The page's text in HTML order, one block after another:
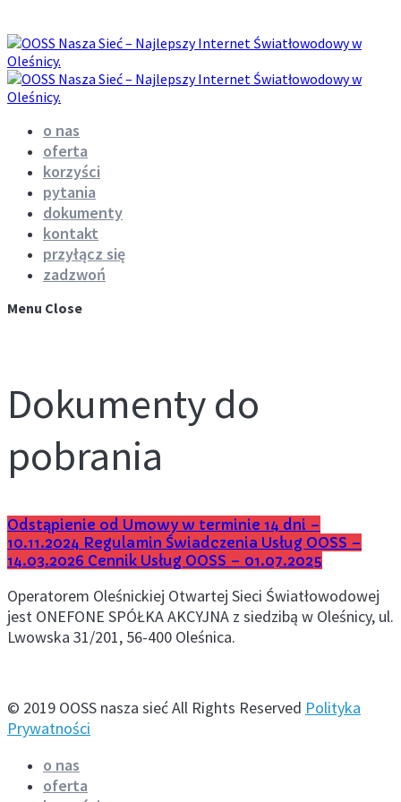
o nas
oferta
korzyści
pytania
dokumenty
kontakt
przyłącz się
zadzwoń
Menu Close
Dokumenty do
pobrania
Odstąpienie od Umowy w terminie 14 dni –
10.11.2024 Regulamin Świadczenia Usług OOSS –
14.03.2026 Cennik Usług OOSS – 01.07.2025
Operatorem Oleśnickiej Otwartej Sieci Światłowodowej
jest ONEFONE SPÓŁKA AKCYJNA z siedzibą w Oleśnicy, ul.
Lwowska 31/201, 56-400 Oleśnica.
© 2019 OOSS nasza sieć All Rights Reserved Polityka
Prywatności
o nas
oferta